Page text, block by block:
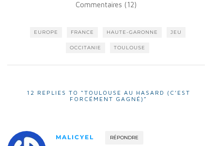
Commentaires (12)
EUROPE FRANCE HAUTE-GARONNE JEU
OCCITANIE TOULOUSE
12 REPLIES TO “TOULOUSE AU HASARD (C’EST
FORCÉMENT GAGNÉ)”
MALICYEL RÉPONDRE